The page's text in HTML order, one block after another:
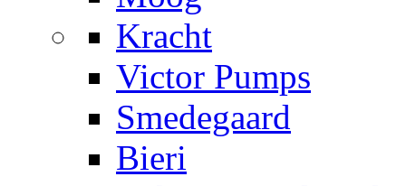
Kracht
Victor Pumps
Smedegaard
Bieri